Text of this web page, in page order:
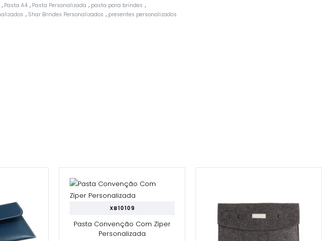
, Pasta A4 , Pasta Personalizada , pasta para brindes ,
, Shar Brindes Personalizados , presentes personalizados
XB10109
Pasta Convenção Com Zíper
Personalizada